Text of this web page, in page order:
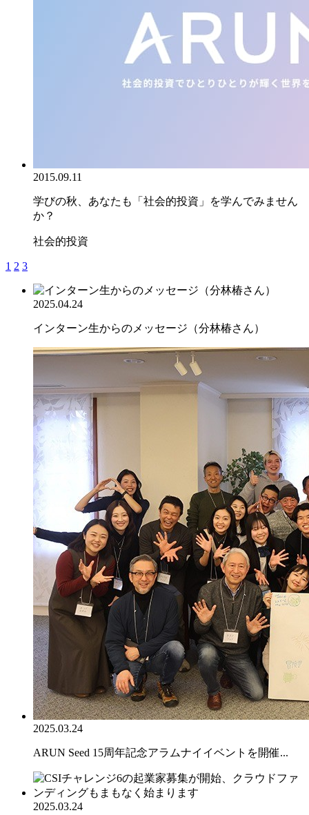
2015.09.11
学びの秋、あなたも「社会的投資」を学んでみません
か？
社会的投資
1 2 3
2025.04.24
インターン生からのメッセージ（分林椿さん）
2025.03.24
ARUN Seed 15周年記念アラムナイイベントを開催...
2025.03.24